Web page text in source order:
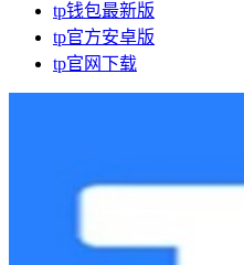
tp钱包最新版
tp官方安卓版
tp官网下载